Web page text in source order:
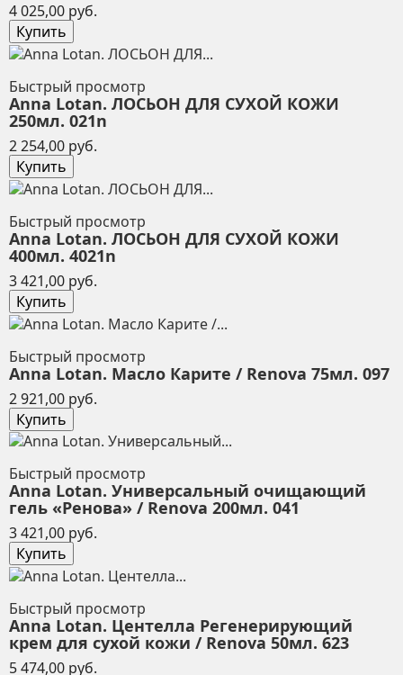
4 025,00 руб.
Купить
Быстрый просмотр
Anna Lotan. ЛОСЬОН ДЛЯ СУХОЙ КОЖИ
250мл. 021n
2 254,00 руб.
Купить
Быстрый просмотр
Anna Lotan. ЛОСЬОН ДЛЯ СУХОЙ КОЖИ
400мл. 4021n
3 421,00 руб.
Купить
Быстрый просмотр
Anna Lotan. Масло Карите / Renova 75мл. 097
2 921,00 руб.
Купить
Быстрый просмотр
Anna Lotan. Универсальный очищающий
гель «Ренова» / Renova 200мл. 041
3 421,00 руб.
Купить
Быстрый просмотр
Anna Lotan. Центелла Регенерирующий
крем для сухой кожи / Renova 50мл. 623
5 474,00 руб.